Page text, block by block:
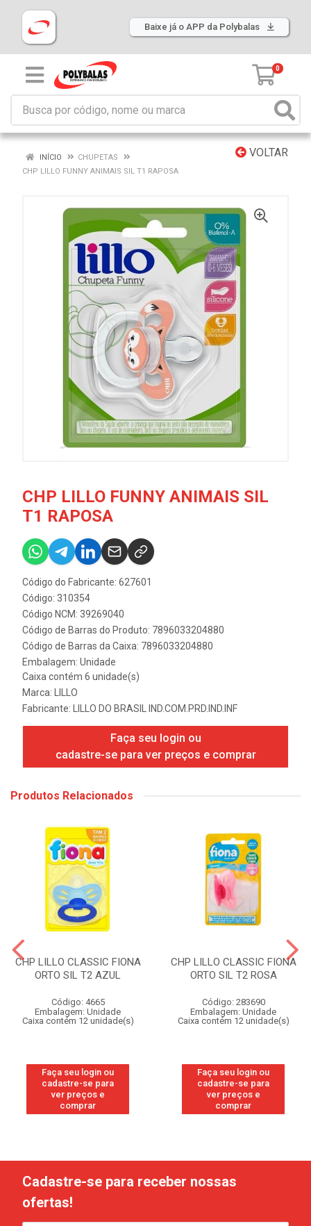
Baixe já o APP da Polybalas
0
VOLTAR
INÍCIO
CHUPETAS
CHP LILLO FUNNY ANIMAIS SIL T1 RAPOSA
CHP LILLO FUNNY ANIMAIS SIL
T1 RAPOSA
Código do Fabricante: 627601
Código: 310354
Código NCM: 39269040
Código de Barras do Produto: 7896033204880
Código de Barras da Caixa: 7896033204880
Embalagem: Unidade
Caixa contém 6 unidade(s)
Marca:
LILLO
Fabricante:
LILLO DO BRASIL IND.COM.PRD.IND.INF
Faça seu login ou
cadastre-se para ver preços e comprar
Produtos Relacionados
CHP LILLO CLASSIC FIONA
ORTO SIL T2 AZUL
Código: 4665
Embalagem: Unidade
Caixa contém 12 unidade(s)
Faça seu login ou
cadastre-se para
ver preços e
comprar
CHP LILLO CLASSIC FIONA
ORTO SIL T2 ROSA
Código: 283690
Embalagem: Unidade
Caixa contém 12 unidade(s)
Faça seu login ou
cadastre-se para
ver preços e
comprar
Cadastre-se para receber nossas
ofertas!